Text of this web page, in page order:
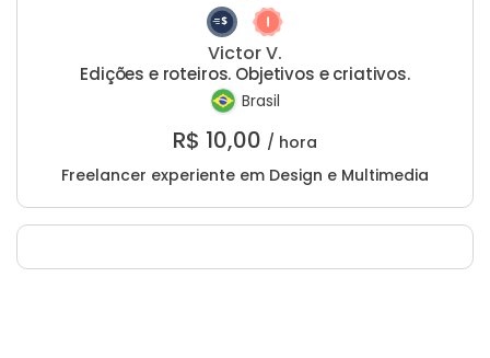
Victor V.
Edições e roteiros. Objetivos e criativos.
Brasil
R$ 10,00 / hora
Freelancer experiente em Design e Multimedia